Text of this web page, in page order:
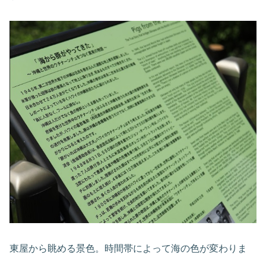
東屋から眺める景色。時間帯によって海の色が変わりま